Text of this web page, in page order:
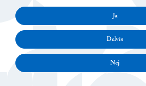
Ja
Delvis
Nej